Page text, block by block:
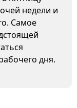
недели и
Самое
дня.